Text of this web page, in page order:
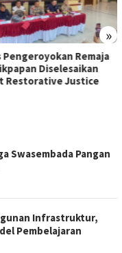
»
Perempuan di
Terima Apresiasi dari
Swasembada Pangan
Infrastruktur,
Pembelajaran